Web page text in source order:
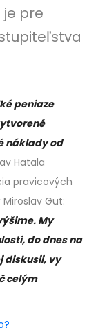
pre
peniaze
náklady od
Hatala
pravicových
Gut:
My
do dnes na
diskusii, vy
celým